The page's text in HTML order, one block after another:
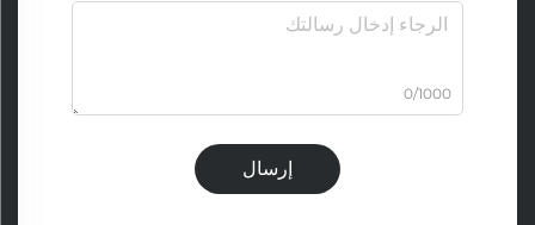
0/1000
إرسال